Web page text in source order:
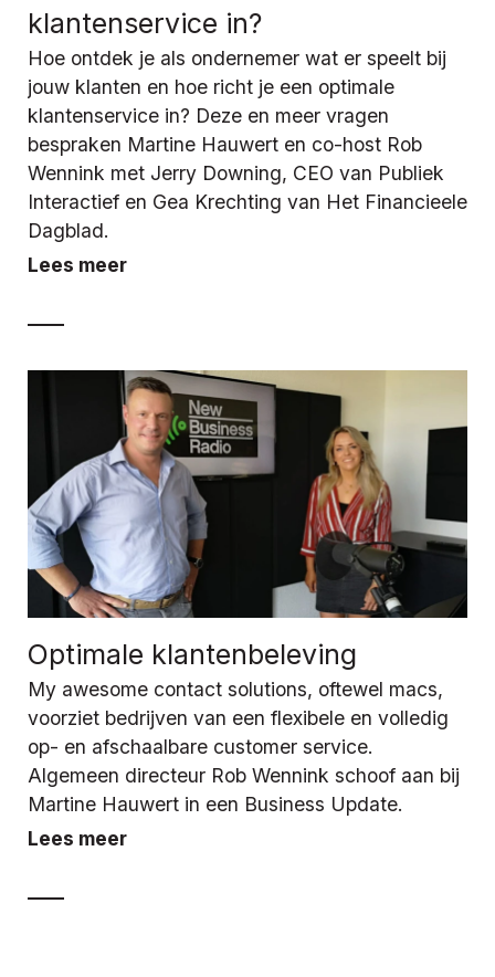
klantenservice in?
Hoe ontdek je als ondernemer wat er speelt bij
jouw klanten en hoe richt je een optimale
klantenservice in? Deze en meer vragen
bespraken Martine Hauwert en co-host Rob
Wennink met Jerry Downing, CEO van Publiek
Interactief en Gea Krechting van Het Financieele
Dagblad.
Lees meer
Optimale klantenbeleving
My awesome contact solutions, oftewel macs,
voorziet bedrijven van een flexibele en volledig
op- en afschaalbare customer service.
Algemeen directeur Rob Wennink schoof aan bij
Martine Hauwert in een Business Update.
Lees meer